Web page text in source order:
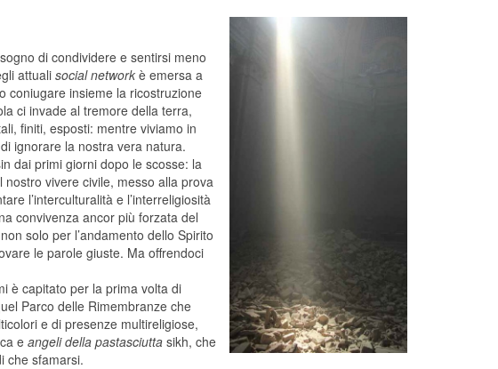
di condividere e sentirsi meno
attuali social network è emersa a
coniugare insieme la ricostruzione
ci invade al tremore della terra,
finiti, esposti: mentre viviamo in
ignorare la nostra vera natura.
dai primi giorni dopo le scosse: la
vivere civile, messo alla prova
l’interculturalità e l’interreligiosità
convivenza ancor più forzata del
solo per l’andamento dello Spirito
le parole giuste. Ma offrendoci
è capitato per la prima volta di
Parco delle Rimembranze che
e di presenze multireligiose,
e angeli della pastasciutta sikh, che
che sfamarsi.